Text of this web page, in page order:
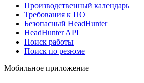
Производственный календарь
Требования к ПО
Безопасный HeadHunter
HeadHunter API
Поиск работы
Поиск по резюме
Мобильное приложение